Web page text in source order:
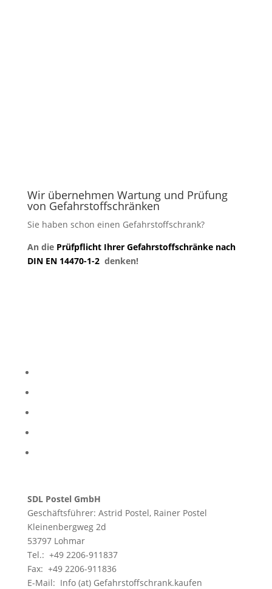
Wir übernehmen Wartung und Prüfung
von Gefahrstoffschränken
Sie haben schon einen Gefahrstoffschrank?
An diePrüfpflicht Ihrer Gefahrstoffschränke nach
DIN EN 14470-1-2 denken!
SDL Postel GmbH
Geschäftsführer: Astrid Postel, Rainer Postel
Kleinenbergweg 2d
53797 Lohmar
Tel.: +49 2206-911837
Fax: +49 2206-911836
E-Mail: Info (at) Gefahrstoffschrank.kaufen